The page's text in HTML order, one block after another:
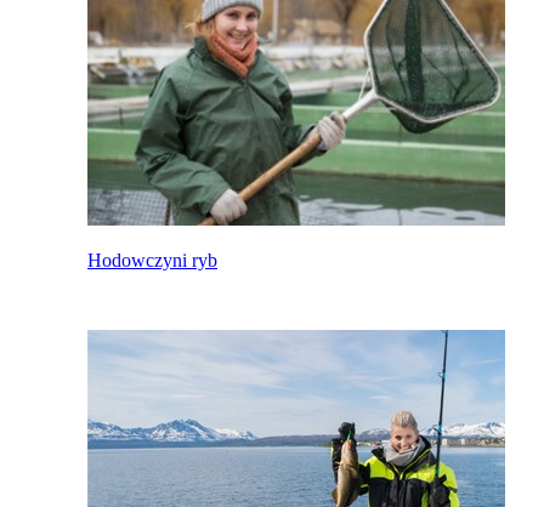
Hodowczyni ryb